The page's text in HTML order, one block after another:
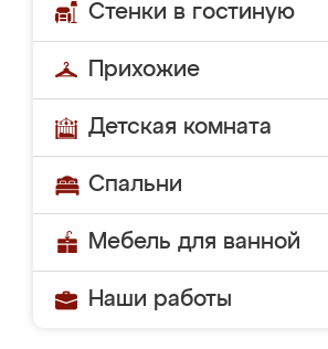
Стенки в гостиную
Прихожие
Детская комната
Спальни
Мебель для ванной
Наши работы